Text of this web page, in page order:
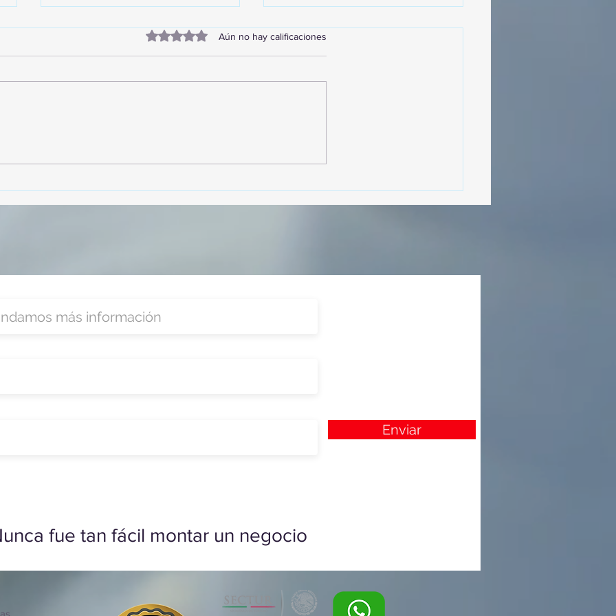
Zoom
organizada por Nefertari
Obtuvo 0 de 5 estrellas.
Aún no hay calificaciones
Enviar
fue tan fácil montar un negocio